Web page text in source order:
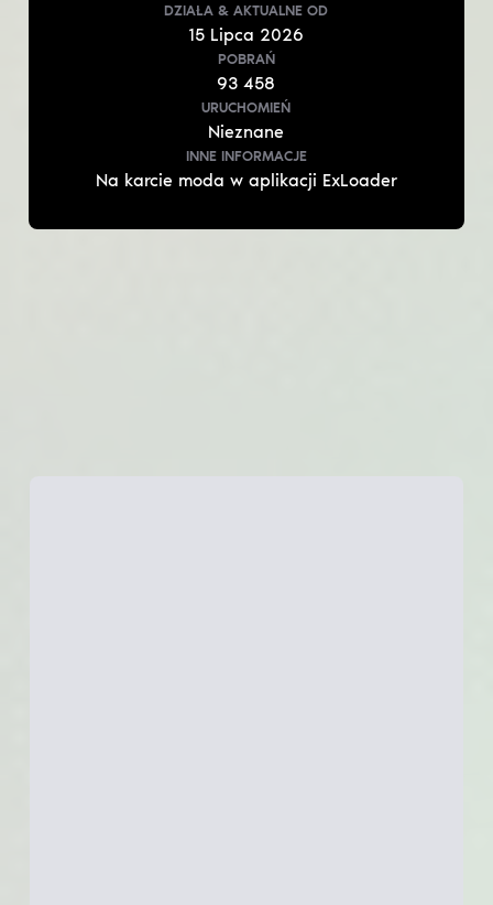
DZIAŁA & AKTUALNE OD
15 Lipca 2026
POBRAŃ
93 458
URUCHOMIEŃ
Nieznane
INNE INFORMACJE
Na karcie moda w aplikacji ExLoader